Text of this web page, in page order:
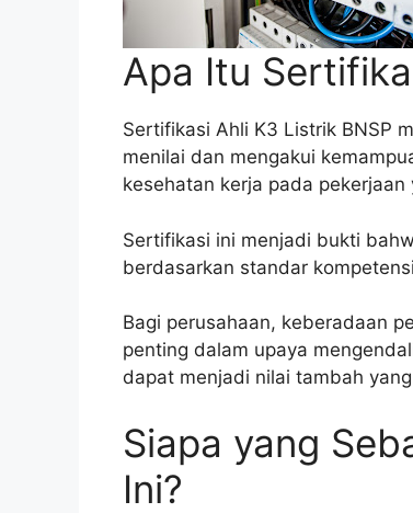
Apa Itu
Sertifikasi Ahli K3 Listrik BNSP
menilai dan mengakui
kesehatan kerja pada
Sertifikasi ini menjadi bukti
berdasarkan standar
Bagi perusahaan, keberadaan
penting dalam upaya
dapat menjadi nilai tambah
Siapa yang
Ini?